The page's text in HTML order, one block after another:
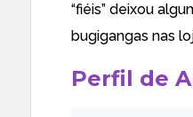
“fiéis” deixou
bugigangas nas
Perfil de